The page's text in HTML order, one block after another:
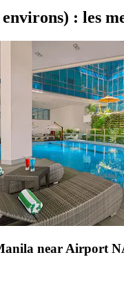
: les
near Airport